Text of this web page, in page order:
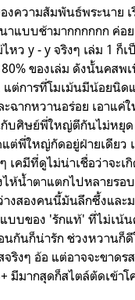
ามสัมพันธ์พระนาย เรื่
าแบบช้ามากกกกกก ค่อ
ไหว y - y จริงๆ เล่ม 1 ก็
ของเล่ม ดังนั้นคสพเ
แต่การที่โมเม้นมีน้อยนิด
ฉากหวานอร่อย เอาแค่
นกับศิษย์พี่ใหญ่ตีกันไม่ห
พี่ใหญ่กัดอยู่ฝ่ายเดียว
เคมีที่ดูไม่น่าเชื่อว่าจะ
ไห้น้ำตาแตกไปหลายรอ
งสองคนนี้มันลึกซึ้งและ
บบของ 'รักแท้' ที่ไม่เน้
นกันก็น่ารัก ช่วงหวานก็
ริงๆ อ้อ แต่อาจจะขาดร
มีมากสุดก็สไตล์ตัดเข้